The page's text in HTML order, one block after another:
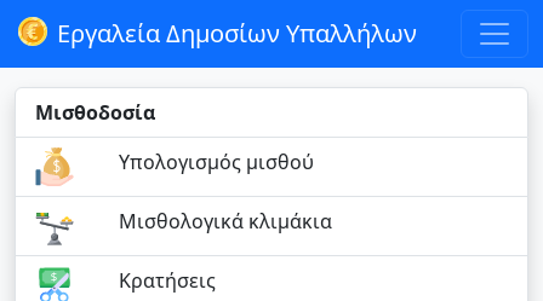
Εργαλεία Δημοσίων Υπαλλήλων
Μισθοδοσία
Υπολογισμός μισθού
Μισθολογικά κλιμάκια
Κρατήσεις